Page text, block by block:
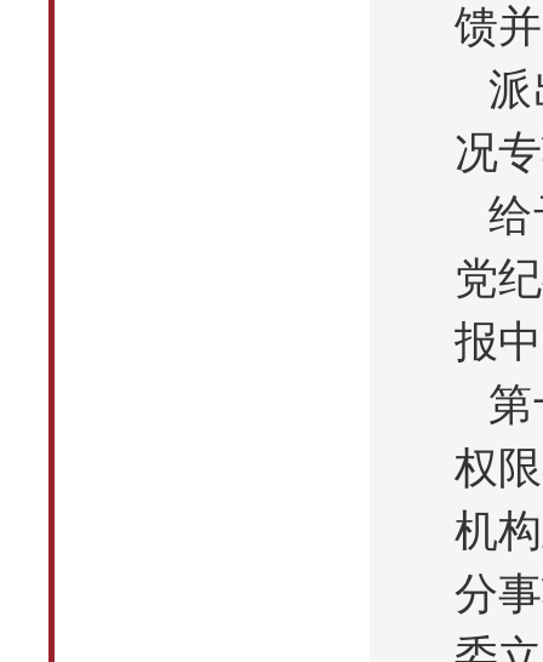
馈
派
况
给
党
报
权
机
分